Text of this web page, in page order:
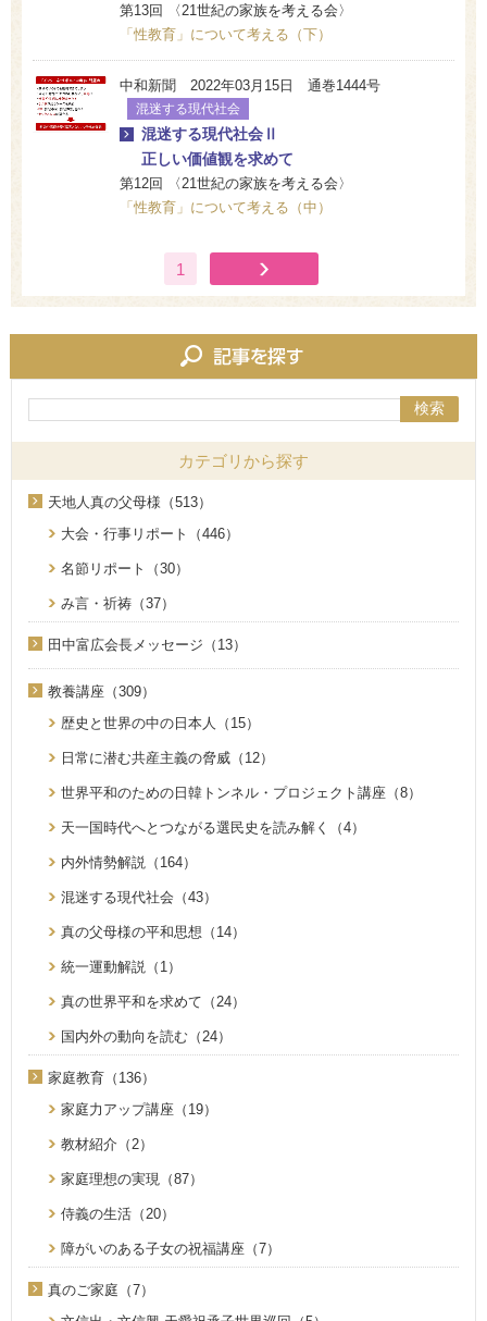
第13回 〈21世紀の家族を考える会〉
「性教育」について考える（下）
中和新聞 2022年03月15日 通巻1444号
混迷する現代社会
混迷する現代社会Ⅱ
正しい価値観を求めて
第12回 〈21世紀の家族を考える会〉
「性教育」について考える（中）
1
検索
カテゴリから探す
天地人真の父母様（513）
大会・行事リポート（446）
名節リポート（30）
み言・祈祷（37）
田中富広会長メッセージ（13）
教養講座（309）
歴史と世界の中の日本人（15）
日常に潜む共産主義の脅威（12）
世界平和のための日韓トンネル・プロジェクト講座（8）
天一国時代へとつながる選民史を読み解く（4）
内外情勢解説（164）
混迷する現代社会（43）
真の父母様の平和思想（14）
統一運動解説（1）
真の世界平和を求めて（24）
国内外の動向を読む（24）
家庭教育（136）
家庭力アップ講座（19）
教材紹介（2）
家庭理想の実現（87）
侍義の生活（20）
障がいのある子女の祝福講座（7）
真のご家庭（7）